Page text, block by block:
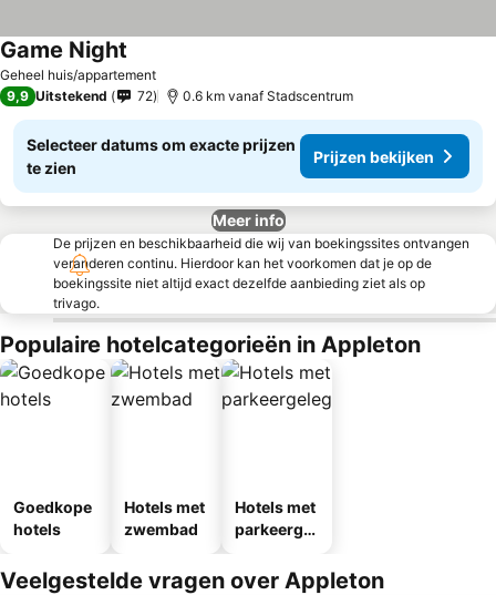
Geheel huis/appartement
Game Night
9,9 Uitstekend 72 0.6 km vanaf Stadscentrum
Selecteer datums om exacte prijzen
te zien
Prijzen bekijken
Meer info
De prijzen en beschikbaarheid die wij van boekingssites ontvangen
veranderen continu. Hierdoor kan het voorkomen dat je op de
boekingssite niet altijd exact dezelfde aanbieding ziet als op
trivago.
Populaire hotelcategorieën in Appleton
Goedkope
hotels
Hotels met
zwembad
Hotels met
parkeergel
Veelgestelde vragen over Appleton